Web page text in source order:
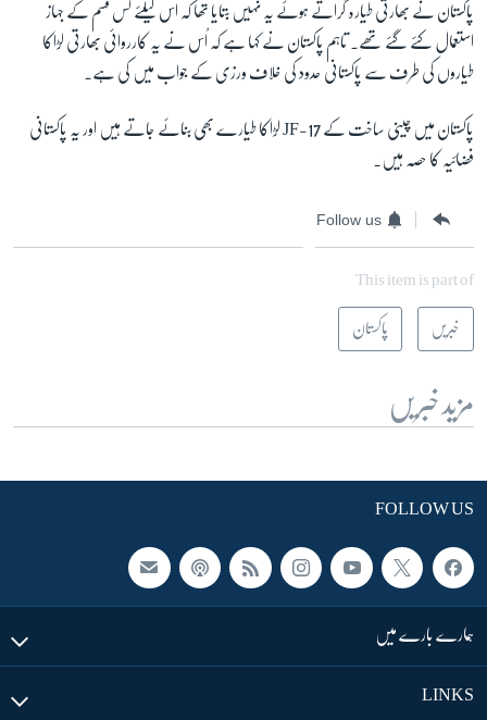
پاکستان نے بھارتی طیارہ گراتے ہوئے یہ نہیں بتایا تھا کہ اس کیلئے کس قسم کے جہاز
استعمال کئے گئے تھے۔ تاہم پاکستان نے کہا ہے کہ اُس نے یہ کارروائی بھارتی لڑاکا
طیاروں کی طرف سے پاکستانی حدود کی خلاف ورزی کے جواب میں کی ہے۔
پاکستان میں چینی ساخت کے JF-17 لڑاکا طیارے بھی بنائے جاتے ہیں اور یہ پاکستانی
فضائیہ کا حصہ ہیں۔
Follow us
This item is part of
خبریں پاکستان
مزید خبریں
FOLLOW US
ہمارے بارے میں
LINKS